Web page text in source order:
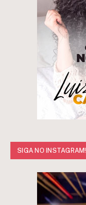
SIGA NO INSTAGRAM!